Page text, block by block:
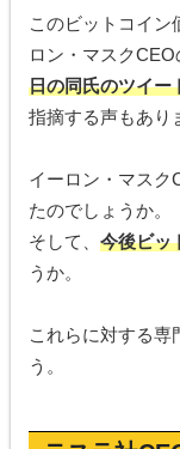
このビットコイン
ロン・マスクCEO
日の同氏のツイー
指摘する声もあり
イーロン・マスク
たのでしょうか。
そして、 今後ビッ
うか。
これらに対する専
う。